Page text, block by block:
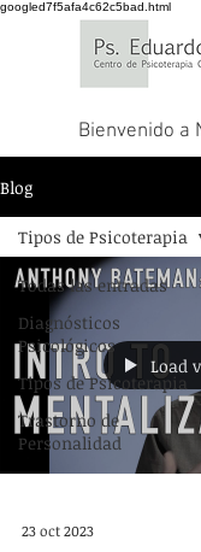
googled7f5afa4c62c5bad.html
Bienvenido a
Blog
Todas las entradas
Diagnósticos
Psicológicos
Tipos de Psicoterapia
Trastorno de
Personalidad
Tipos de Psicoterapia
Load
23 oct 2023